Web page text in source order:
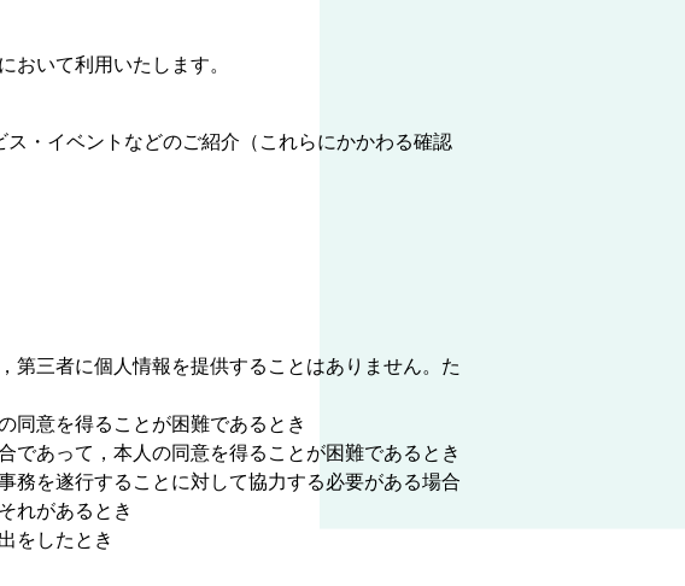
おいて利用いたします。
・イベントなどのご紹介（これらにかかわる確認
第三者に個人情報を提供することはありません。た
同意を得ることが困難であるとき
であって，本人の同意を得ることが困難であるとき
務を遂行することに対して協力する必要がある場合
れがあるとき
をしたとき